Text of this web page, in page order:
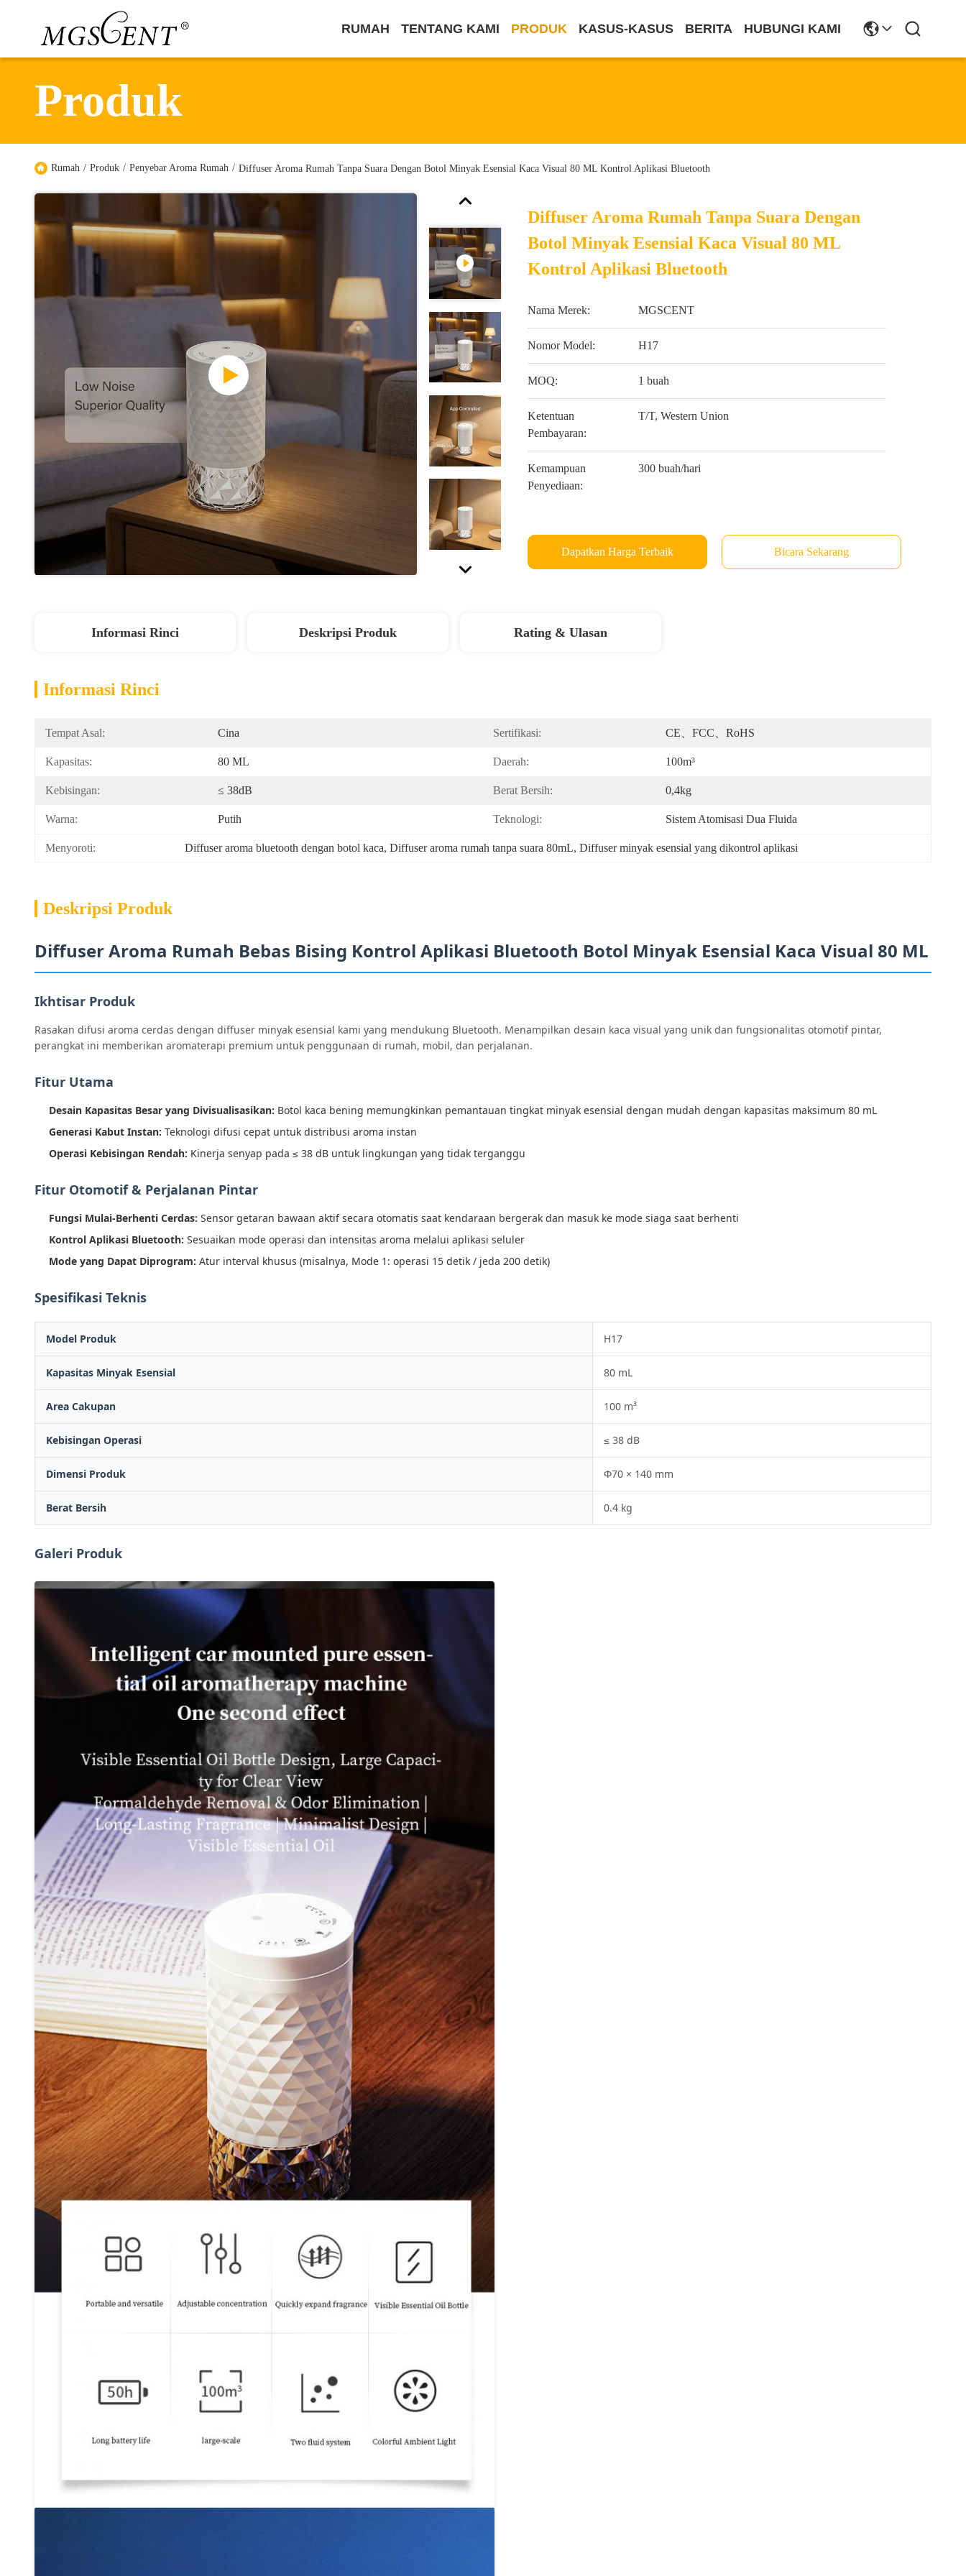
RUMAH TENTANG KAMI PRODUK KASUS-KASUS BERITA HUBUNGI KAMI
Produk
Rumah / Produk / Penyebar Aroma Rumah / Diffuser Aroma Rumah Tanpa Suara Dengan Botol Minyak Esensial Kaca Visual 80 ML Kontrol Aplikasi Bluetooth
Diffuser Aroma Rumah Tanpa Suara Dengan
Botol Minyak Esensial Kaca Visual 80 ML
Kontrol Aplikasi Bluetooth
Nama Merek: MGSCENT
Nomor Model: H17
MOQ: 1 buah
Ketentuan
Pembayaran:
T/T, Western Union
Kemampuan
Penyediaan:
300 buah/hari
Dapatkan Harga Terbaik Bicara Sekarang
Informasi Rinci Deskripsi Produk Rating & Ulasan
Informasi Rinci
Tempat Asal: Cina Sertifikasi: CE、FCC、RoHS
Kapasitas: 80 ML Daerah: 100m³
Kebisingan: ≤ 38dB Berat Bersih: 0,4kg
Warna: Putih Teknologi: Sistem Atomisasi Dua Fluida
Menyoroti: Diffuser aroma bluetooth dengan botol kaca, Diffuser aroma rumah tanpa suara 80mL, Diffuser minyak esensial yang dikontrol aplikasi
Deskripsi Produk
Diffuser Aroma Rumah Bebas Bising Kontrol Aplikasi Bluetooth Botol Minyak Esensial Kaca Visual 80 ML
Ikhtisar Produk
Rasakan difusi aroma cerdas dengan diffuser minyak esensial kami yang mendukung Bluetooth. Menampilkan desain kaca visual yang unik dan fungsionalitas otomotif pintar,
perangkat ini memberikan aromaterapi premium untuk penggunaan di rumah, mobil, dan perjalanan.
Fitur Utama
Desain Kapasitas Besar yang Divisualisasikan: Botol kaca bening memungkinkan pemantauan tingkat minyak esensial dengan mudah dengan kapasitas maksimum 80 mL
Generasi Kabut Instan: Teknologi difusi cepat untuk distribusi aroma instan
Operasi Kebisingan Rendah: Kinerja senyap pada ≤ 38 dB untuk lingkungan yang tidak terganggu
Fitur Otomotif & Perjalanan Pintar
Fungsi Mulai-Berhenti Cerdas: Sensor getaran bawaan aktif secara otomatis saat kendaraan bergerak dan masuk ke mode siaga saat berhenti
Kontrol Aplikasi Bluetooth: Sesuaikan mode operasi dan intensitas aroma melalui aplikasi seluler
Mode yang Dapat Diprogram: Atur interval khusus (misalnya, Mode 1: operasi 15 detik / jeda 200 detik)
Spesifikasi Teknis
Model Produk H17
Kapasitas Minyak Esensial 80 mL
Area Cakupan 100 m³
Kebisingan Operasi ≤ 38 dB
Dimensi Produk Φ70 × 140 mm
Berat Bersih 0.4 kg
Galeri Produk